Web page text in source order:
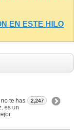
EN ESTE HILO
te has
es un
2,247